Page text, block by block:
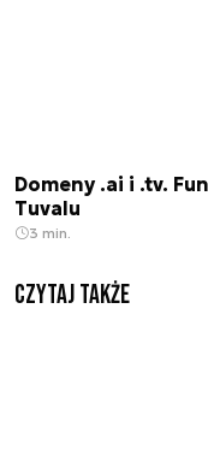
Domeny .ai i .tv.
Tuvalu
3 min.
Czytaj także